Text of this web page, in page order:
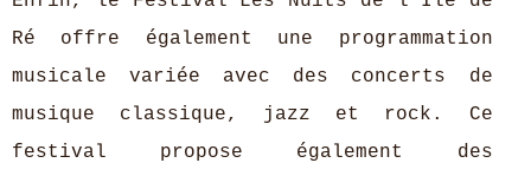
Ré offre également une programmation
musicale variée avec des concerts de
musique classique, jazz et rock. Ce
festival propose également des